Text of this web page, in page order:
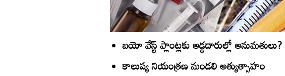
బయో వేస్ట్‌ ప్లాంట్లకు అడ్డదారుల్లో అనుమతులు?
కాలుష్య నియంత్రణ మండలి అత్యుత్సాహం